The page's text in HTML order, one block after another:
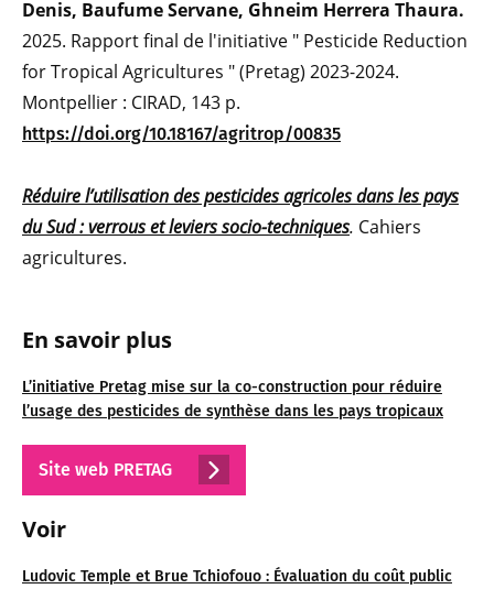
En savoir plus
L’initiative Pretag mise sur la co-construction pour réduire
l’usage des pesticides de synthèse dans les pays tropicaux
Site web PRETAG
Voir
Ludovic Temple et Brue Tchiofouo : Évaluation du coût public
Denis, Baufume Servane, Ghneim Herrera Thaura.
2025. Rapport final de l'initiative " Pesticide Reduction
for Tropical Agricultures " (Pretag) 2023-2024.
Montpellier : CIRAD, 143 p.
https://doi.org/10.18167/agritrop/00835
Réduire l’utilisation des pesticides agricoles dans les pays
du Sud : verrous et leviers socio-techniques. Cahiers
agricultures.